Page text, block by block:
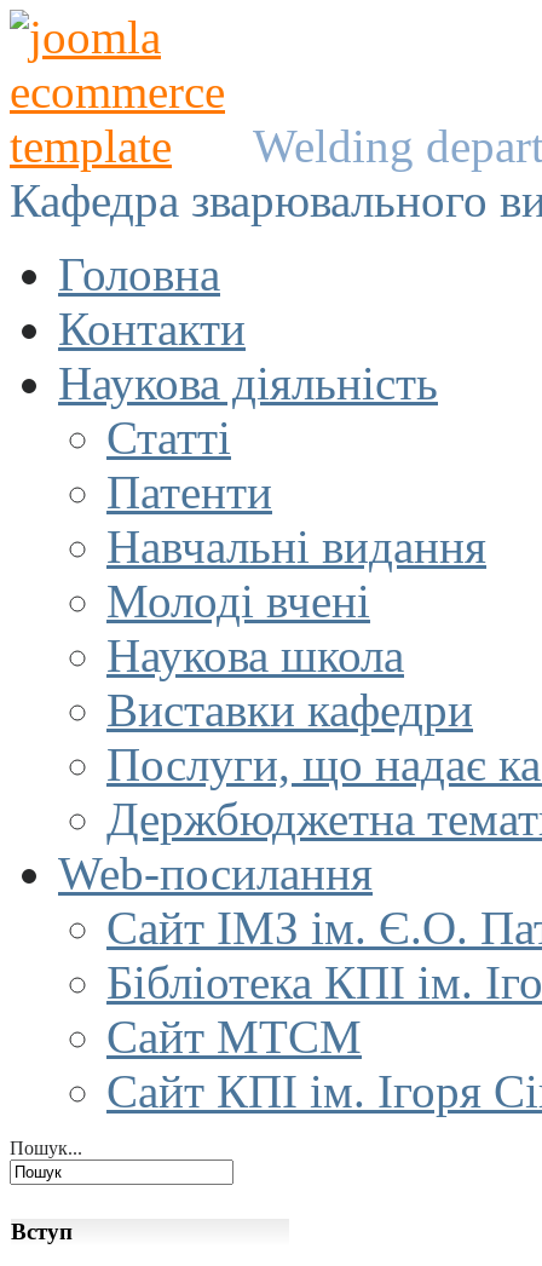
Welding
Кафедра зварювального
Головна
Контакти
Наукова діяльність
Статті
Патенти
Навчальні видання
Молоді вчені
Наукова школа
Виставки кафедри
Послуги, що надає
Держбюджетна
Web-посилання
Сайт ІМЗ ім. Є.О.
Бібліотека КПІ ім.
Сайт МТСМ
Сайт КПІ ім. Ігоря
Пошук...
Вступ